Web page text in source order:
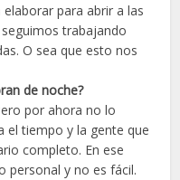
para abrir a las
trabajando
O sea que esto nos
de noche?
por ahora no lo
el tiempo y la gente que
completo. En ese
personal y no es fácil.